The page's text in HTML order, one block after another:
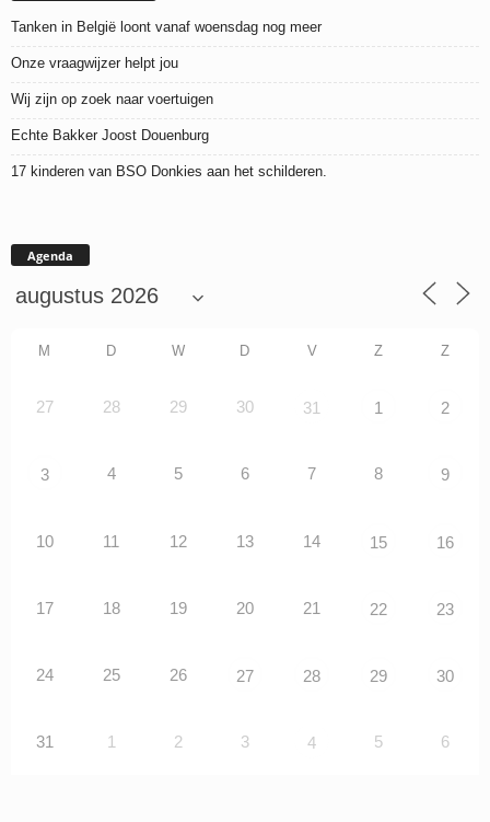
Tanken in België loont vanaf woensdag nog meer
Onze vraagwijzer helpt jou
Wij zijn op zoek naar voertuigen
Echte Bakker Joost Douenburg
17 kinderen van BSO Donkies aan het schilderen.
Agenda
M D W D V Z Z
27 28 29 30 31 1 2
3 4 5 6 7 8 9
10 11 12 13 14 15 16
17 18 19 20 21 22 23
24 25 26 27 28 29 30
31 1 2 3 4 5 6